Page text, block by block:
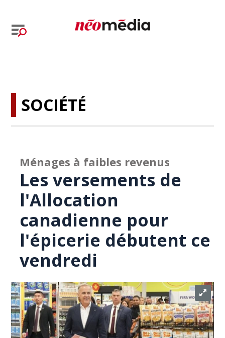
SOCIÉTÉ
Ménages à faibles revenus
Les versements de
l'Allocation
canadienne pour
l'épicerie débutent ce
vendredi